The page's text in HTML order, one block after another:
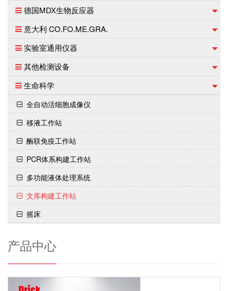
德国MDX生物反应器
意大利 CO.FO.ME.GRA.
实验室通用仪器
其他检测设备
生命科学
全自动活细胞成像仪
移液工作站
酶联免疫工作站
PCR体系构建工作站
多功能液体处理系统
文库构建工作站
摇床
产品中心